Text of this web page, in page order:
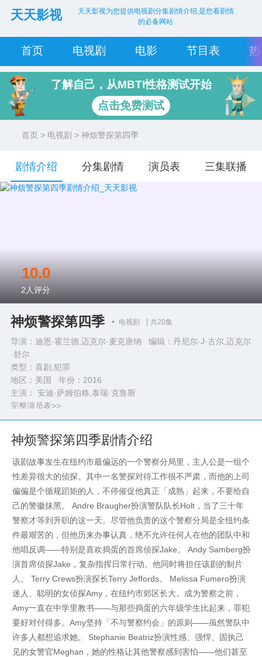
天天影视
天天影视为您提供电视剧分集剧情介绍,是您看剧情
的必备网站
首页 电视剧 电影 节目表
了解自己，从MBTI性格测试开始
点击免费测试
首页 > 电视剧 > 神烦警探第四季
剧情介绍 分集剧情 演员表 三集联播
神烦警探第四季 电视剧 共20集
导演：迪恩·霍兰德,迈克尔·麦克唐纳 编辑：丹尼尔·J·古尔,迈克尔
·舒尔
类型： 喜剧,犯罪
地区：美国 年份： 2016
主演： 安迪·萨姆伯格,泰瑞·克鲁斯
完整演员表>>
10.0
2 人评分
神烦警探第四季剧情介绍
该剧故事发生在纽约市最偏远的一个警察分局里，主人公是一组个
性差异很大的侦探。其中一名警探对待工作很不严肃，而他的上司
偏偏是个循规蹈矩的人，不停催促他真正「成熟」起来，不要给自
己的警徽抹黑。 Andre Braugher扮演警队队长Holt，当了三十年
警察才等到升职的这一天。尽管他负责的这个警察分局是全纽约条
件最艰苦的，但他历来办事认真，绝不允许任何人在他的团队中和
他唱反调——特别是喜欢捣蛋的首席侦探Jake。 Andy Samberg扮
演首席侦探Jake，复杂指挥日常行动。他同时将担任该剧的制片
人。 Terry Crews扮演探长Terry Jeffords。 Melissa Fumero扮演
迷人、聪明的女侦探Amy，在纽约市郊区长大。成为警察之前，
Amy一直在中学里教书——与那些捣蛋的六年级学生比起来，罪犯
要好对付得多。Amy坚持「不与警察约会」的原则——虽然警队中
许多人都想追求她。 Stephanie Beatriz扮演性感、强悍、固执己
见的女警官Meghan，她的性格让其他警察感到害怕——他们甚至